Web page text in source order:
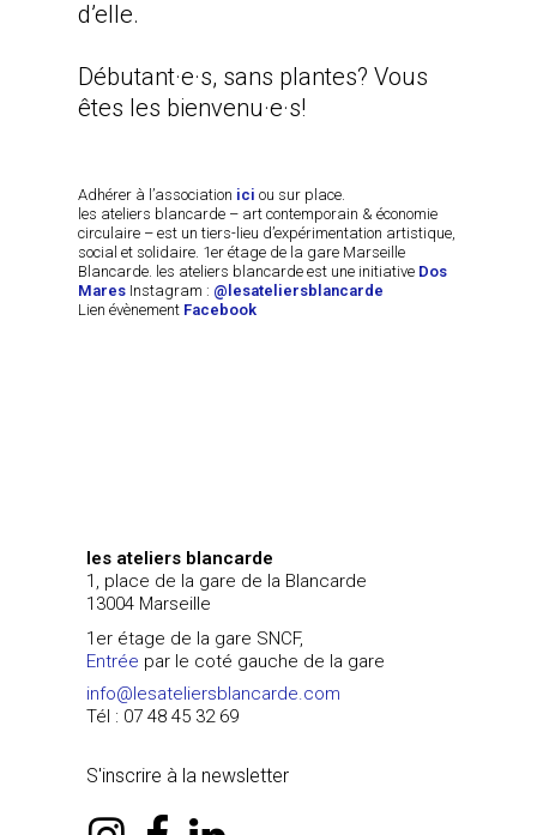
d’elle.
Débutant·e·s, sans plantes? Vous
êtes les bienvenu·e·s!
Adhérer à l’association ici ou sur place.
les ateliers blancarde – art contemporain & économie
circulaire – est un tiers-lieu d’expérimentation artistique,
social et solidaire. 1er étage de la gare Marseille
Blancarde. les ateliers blancarde est une initiative Dos
Mares Instagram : @lesateliersblancarde
Lien évènement Facebook
les ateliers blancarde
1, place de la gare de la Blancarde
13004 Marseille
1er étage de la gare SNCF,
Entrée par le coté gauche de la gare
info@lesateliersblancarde.com
Tél : 07 48 45 32 69
S'inscrire à la newsletter